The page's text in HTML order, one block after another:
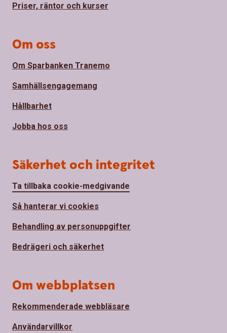
Priser, räntor och kurser
Om oss
Om Sparbanken Tranemo
Samhällsengagemang
Hållbarhet
Jobba hos oss
Säkerhet och integritet
Ta tillbaka cookie-medgivande
Så hanterar vi cookies
Behandling av personuppgifter
Bedrägeri och säkerhet
Om webbplatsen
Rekommenderade webbläsare
Användarvillkor